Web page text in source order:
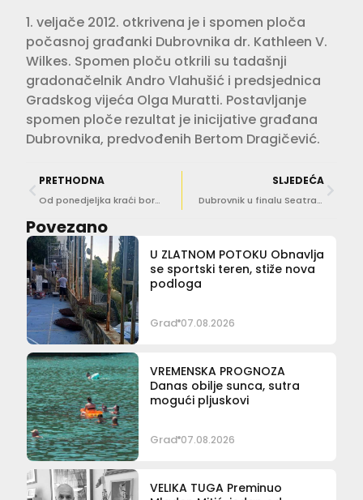
1. veljače 2012. otkrivena je i spomen ploča
počasnoj građanki Dubrovnika dr. Kathleen V.
Wilkes. Spomen ploču otkrili su tadašnji
gradonačelnik Andro Vlahušić i predsjednica
Gradskog vijeća Olga Muratti. Postavljanje
spomen ploče rezultat je inicijative građana
Dubrovnika, predvođenih Bertom Dragičević.
PRETHODNA
Od ponedjeljka kraći boravak na Lokrumu
SLJEDEĆA
Dubrovnik u finalu Seatrade Cruise nagrade za destinaciju godine
Povezano
U ZLATNOM POTOKU Obnavlja
se sportski teren, stiže nova
podloga
Grad 07.08.2026
VREMENSKA PROGNOZA
Danas obilje sunca, sutra
mogući pljuskovi
Grad 07.08.2026
VELIKA TUGA Preminuo